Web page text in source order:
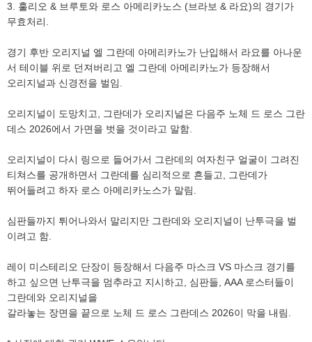
3. 훌리오 & 브루토와 로스 아메리카노스 (브라보 & 라요)의 경기가
무효처리.
경기 후반 오리지널 엘 그란데 아메리카노가 난입해서 라요를 아나운
서 테이블 위로 던져버리고 엘 그란데 아메리카노가 등장해서
오리지널과 신경전을 벌임.
오리지널이 도망치고, 그란데가 오리지널은 다음주 노체 드 로스 그란
데스 2026에서 가면을 벗을 것이라고 말함.
오리지널이 다시 링으로 들어가서 그란데의 여자친구 얼굴이 그려진
티쳐스를 공개하면서 그란데를 심리적으로 흔들고, 그란데가
뛰어들려고 하자 로스 아메리카노스가 말림.
심판들까지 튀어나와서 말리지만 그란데와 오리지널이 난투극을 벌
이려고 함.
레이 미스테리오 단장이 등장해서 다음주 마스크 VS 마스크 경기를
하고 싶으면 난투극을 멈추라고 지시하고, 심판들, AAA 로스터들이
그란데와 오리지널을
갈라놓는 장면을 끝으로 노체 드 로스 그란데스 2026이 막을 내림.